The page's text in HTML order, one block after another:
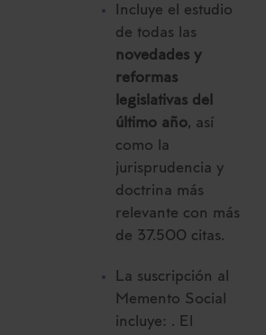
Incluye el estudio
de todas las
novedades y
reformas
legislativas del
último año, así
como la
jurisprudencia y
doctrina más
relevante con más
de 37.500 citas.
La suscripción al
Memento Social
incluye: . El